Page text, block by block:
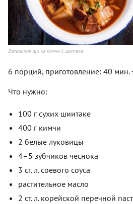
Веганские щи из кимчи с шиитаке
6 порций, приготовление: 40 мин.
Что нужно:
100 г сухих шиитаке
400 г кимчи
2 белые луковицы
4–5 зубчиков чеснока
3 ст. л. соевого соуса
растительное масло
2 ст. л. корейской перечной